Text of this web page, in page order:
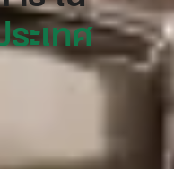
ะเทศ